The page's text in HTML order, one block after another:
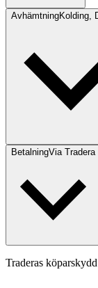
AvhämtningKolding,
BetalningVia Tradera
Traderas köparskydd